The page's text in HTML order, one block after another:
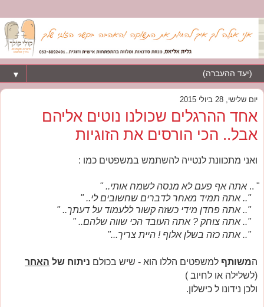
▼
יום שלישי, 28 ביולי 2015
אחד ההרגלים שכולנו נוטים אליהם
אבל.. הכי הורסים את הזוגיות
ואני מתכוונת לנטייה להשתמש במשפטים כמו :
"אתה אף פעם לא מנסה לשמח אותי.. "
".. אתה תמיד מאחר לדברים שחשובים לי.. "
".. אתה פחדן מידי כשזה קשור ללעמוד על דעתך.. "
".. אתה צוחק ? אתה העובד הכי שווה שלהם.. "
".. אתה כזה בשלן אלוף ! היית צריך..."
המשותף למשפטים הללו הוא - שיש בכולם ניתוח של האחר
(לשלילה או לחיוב )
ולכן נידונו ל כישלון.